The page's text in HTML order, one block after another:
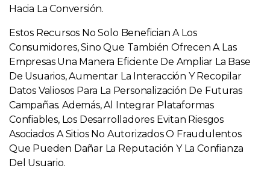
Hacia La Conversión.
Estos Recursos No Solo Benefician A Los
Consumidores, Sino Que También Ofrecen A Las
Empresas Una Manera Eficiente De Ampliar La Base
De Usuarios, Aumentar La Interacción Y Recopilar
Datos Valiosos Para La Personalización De Futuras
Campañas. Además, Al Integrar Plataformas
Confiables, Los Desarrolladores Evitan Riesgos
Asociados A Sitios No Autorizados O Fraudulentos
Que Pueden Dañar La Reputación Y La Confianza
Del Usuario.